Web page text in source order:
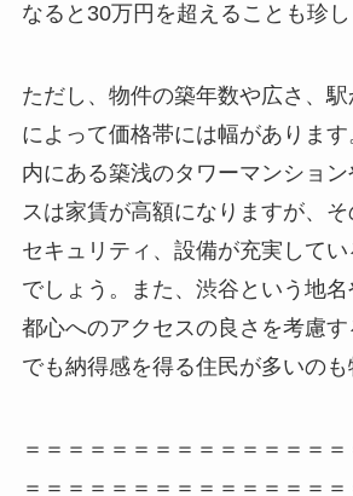
なると30万円を超えることも珍し
ただし、物件の築年数や広さ、
によって価格帯には幅がありま
内にある築浅のタワーマンショ
スは家賃が高額になりますが、
セキュリティ、設備が充実して
でしょう。また、渋谷という地名
都心へのアクセスの良さを考慮
でも納得感を得る住民が多いのも
＝＝＝＝＝＝＝＝＝＝＝＝＝＝
＝＝＝＝＝＝＝＝＝＝＝＝＝＝＝